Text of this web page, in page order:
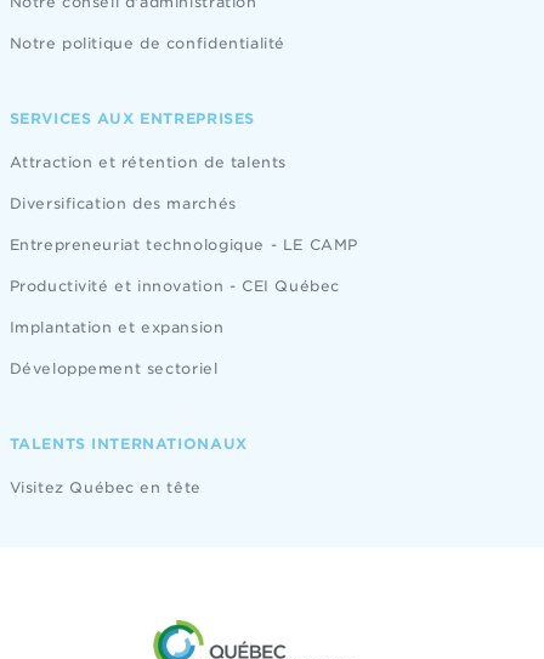
Notre politique de confidentialité
SERVICES AUX ENTREPRISES
Attraction et rétention de talents
Diversification des marchés
Entrepreneuriat technologique - LE CAMP
Productivité et innovation - CEI Québec
Implantation et expansion
Développement sectoriel
TALENTS INTERNATIONAUX
Visitez Québec en tête